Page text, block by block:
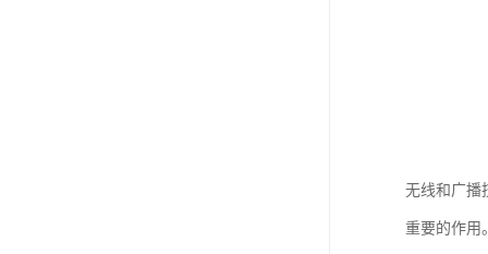
无线和广播
重要的作用